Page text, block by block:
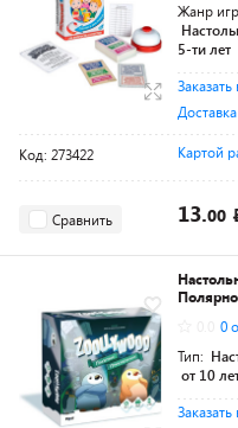
Жанр
5-ти лет
Заказать
Код: 273422 Картой
Сравнить 13.00
0
Тип:
от 10
Заказать